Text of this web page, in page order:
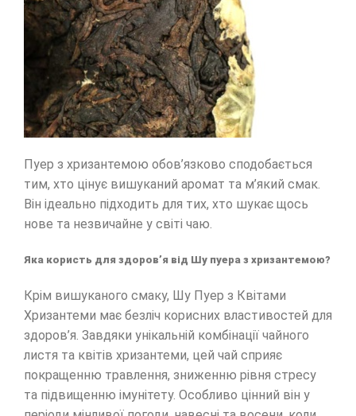
Пуер з хризантемою обов’язково сподобається
тим, хто цінує вишуканий аромат та м’який смак.
Він ідеально підходить для тих, хто шукає щось
нове та незвичайне у світі чаю.
Яка користь для здоров’я від Шу пуера з хризантемою?
Крім вишуканого смаку, Шу Пуер з Квітами
Хризантеми має безліч корисних властивостей для
здоров’я. Завдяки унікальній комбінації чайного
листя та квітів хризантеми, цей чай сприяє
покращенню травлення, зниженню рівня стресу
та підвищенню імунітету. Особливо цінний він у